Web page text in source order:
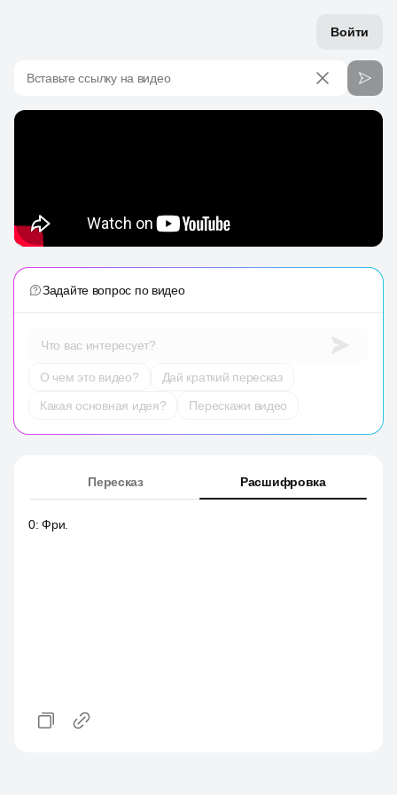
Войти
Вставьте ссылку на видео
Задайте вопрос по видео
Что вас интересует?
О чем это видео?
Дай краткий пересказ
Какая основная идея?
Перескажи видео
Пересказ Расшифровка
0:Фри.